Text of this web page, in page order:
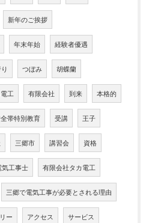
新年のご挨拶
年末年始 経験者優遇
つぼみ 胡蝶蘭
工 有限会社 到来 本格的
帯特別教育 受講 王子
三郷市 講習会 資格
気工事士 有限会社タカ電工
三郷で電気工事が必要とされる理由
ー アクセス サービス